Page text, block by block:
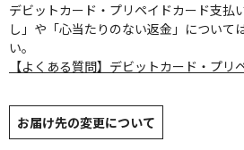
デビットカード・プリペイドカード支払
し」や「心当たりのない返金」について
い。
【よくある質問】デビットカード・プリ
お届け先の変更について